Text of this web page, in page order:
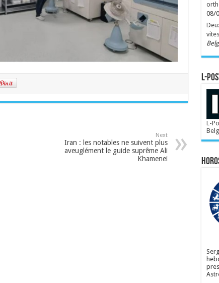
Next
Iran : les notables ne suivent plus
aveuglément le guide suprême Ali
Khamenei
08/
L-
L-